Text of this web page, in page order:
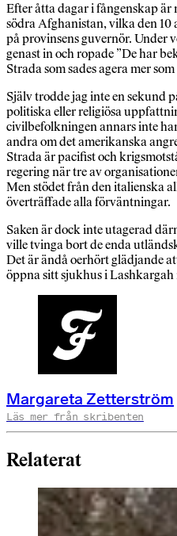
Efter åtta dagar i fångenskap
södra Afghanistan, vilka den 10
på provinsens guvernör. Under
genast in och ropade ”De har
Strada som sades agera mer
Själv trodde jag inte en sekund
politiska eller religiösa
civilbefolkningen annars inte
andra om det amerikanska
Strada är pacifist och
regering när tre av
Men stödet från den italienska
överträffade alla förväntningar.
Saken är dock inte utagerad
ville tvinga bort de enda
Det är ändå oerhört glädjande
öppna sitt sjukhus i
Margareta Zetterström
Läs mer från skribenten
Relaterat